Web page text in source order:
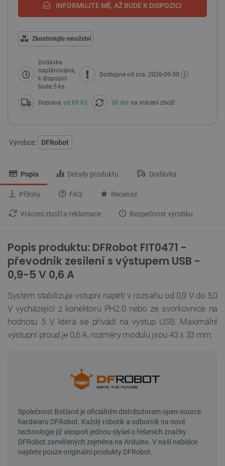
INFORMUJTE MĚ, AŽ BUDE K DISPOZICI
Zkontrolujte množství
Dodávka
naplánována,
k dispozici
bude 5 ks.
Dostupné od cca. 2026-09-30 i
Doprava od 69 Kč 30 dní na vrácení zboží
Výrobce: DFRobot
Popis Detaily produktu Dodávka
Přílohy FAQ Recenze
Vrácení zboží a reklamace Bezpečnost výrobku
Popis produktu: DFRobot FIT0471 -
převodník zesílení s výstupem USB -
0,9-5 V 0,6 A
Systém stabilizuje vstupní napětí v rozsahu od 0,9 V do 5,0
V vycházející z konektoru PH2.0 nebo ze svorkovnice na
hodnotu 5 V, která se přivádí na výstup USB. Maximální
výstupní proud je 0,6 A, rozměry modulu jsou 43 x 33 mm.